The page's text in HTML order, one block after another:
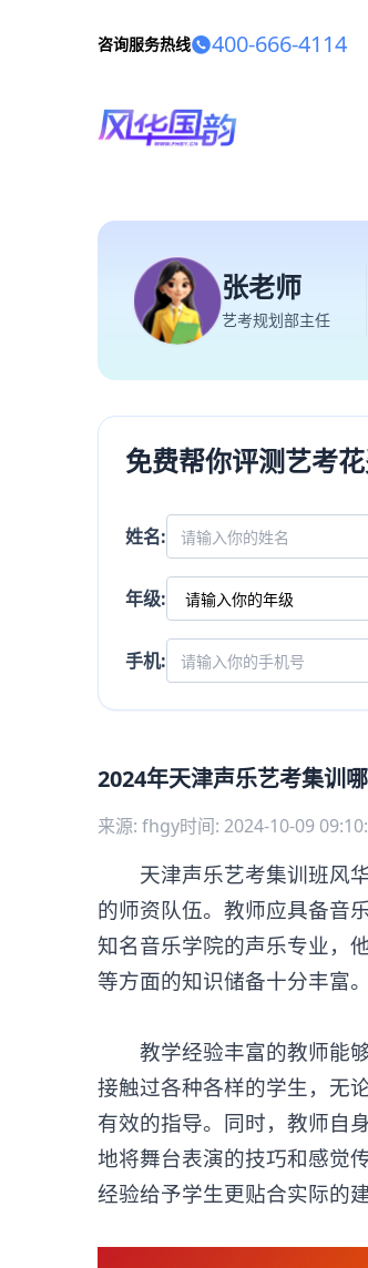
咨询服务热线 400-666-4114
张老师
艺考规划部主任
免费帮你评测艺考
姓名:
年级:
手机:
2024年天津声乐艺考集训
来源: fhgy时间: 2024-10-09
天津声乐艺考集训班风华
的师资队伍。教师应具备音
知名音乐学院的声乐专业，
等方面的知识储备十分丰富。
教学经验丰富的教师能够
接触过各种各样的学生，无
有效的指导。同时，教师自
地将舞台表演的技巧和感觉
经验给予学生更贴合实际的建